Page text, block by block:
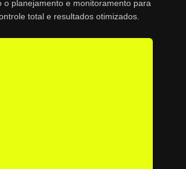
o planejamento e monitoramento para
total e resultados otimizados.